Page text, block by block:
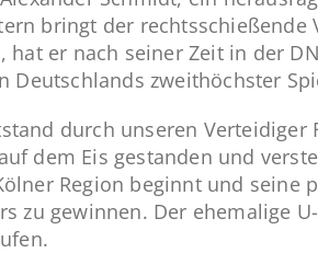
bringt der
hat er nach seiner Zeit in der
Deutschlands zweithöchster
durch unseren
dem Eis gestanden und
Region beginnt und seine
zu gewinnen. Der ehemalige